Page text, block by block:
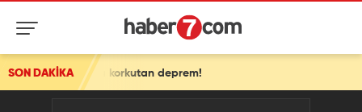
SON DAKİKA
korkutan deprem!